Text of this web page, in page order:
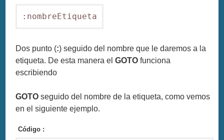
:nombreEtiqueta
Dos punto (:) seguido del nombre que le daremos a la
etiqueta. De esta manera elGOTO funciona
escribiendo
GOTO seguido del nombre de la etiqueta, como vemos
en el siguiente ejemplo.
Código :